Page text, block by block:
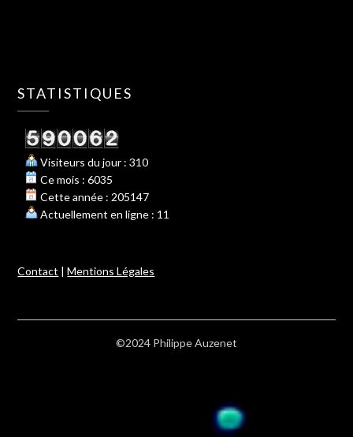
STATISTIQUES
Visiteurs du jour : 310
Ce mois : 6035
Cette année : 205147
Actuellement en ligne : 11
Contact |Mentions Légales
©2024 Philippe Auzenet